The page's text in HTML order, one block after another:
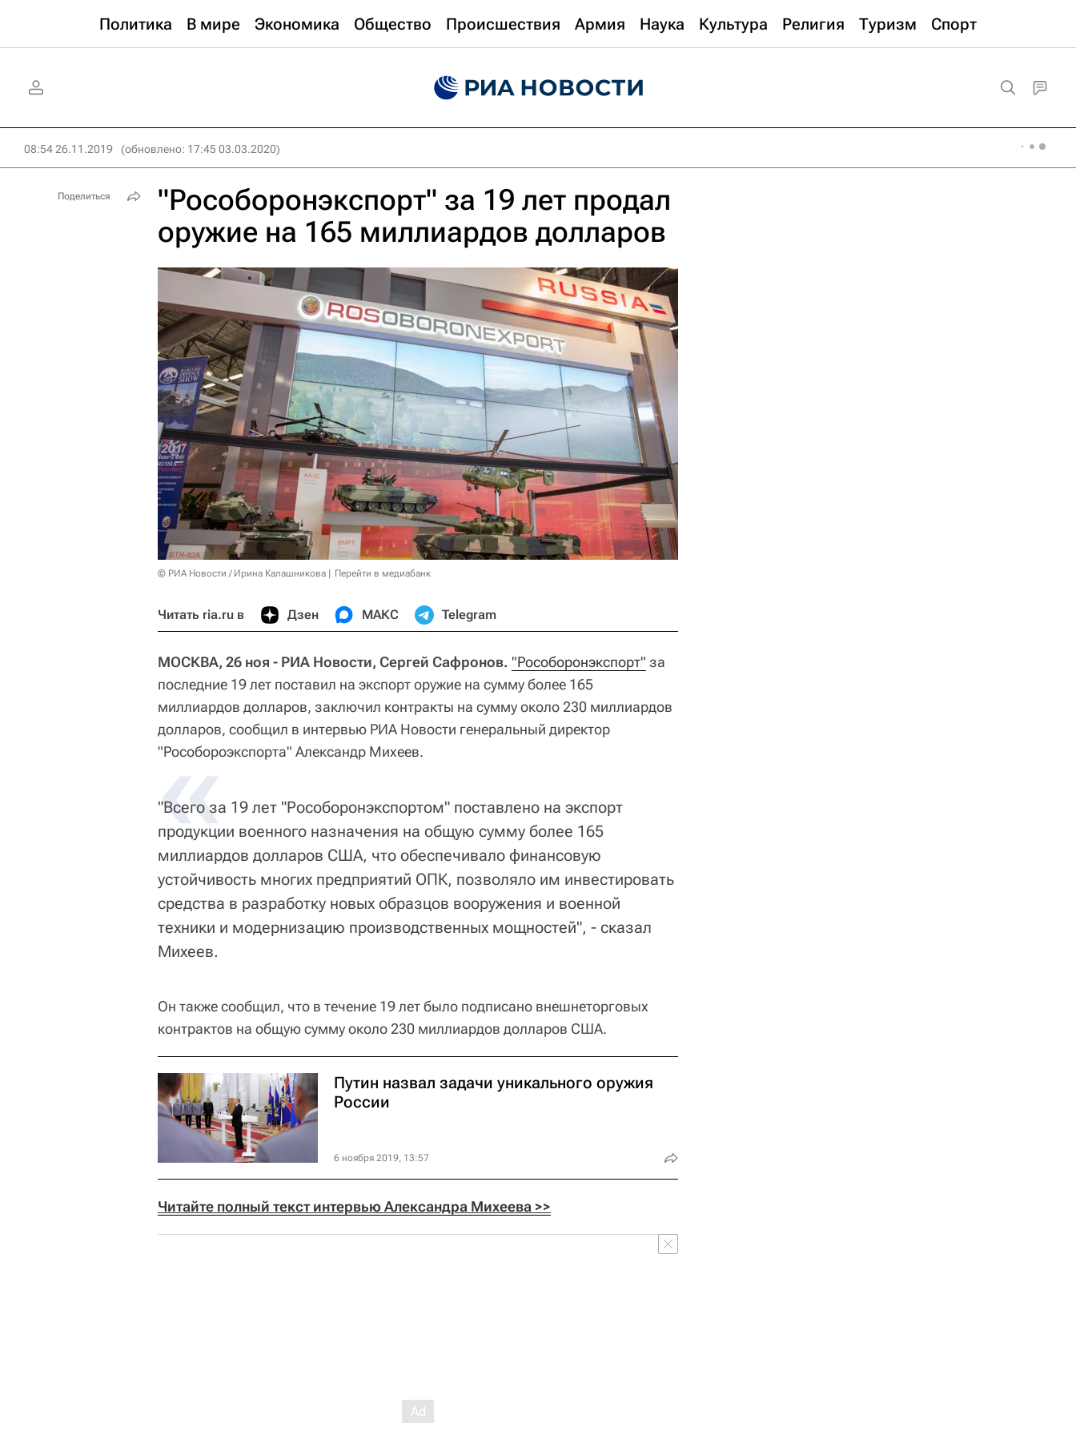
Политика В мире Экономика Общество Происшествия Армия Наука Культура Религия Туризм Спорт
08:54 26.11.2019 (обновлено: 17:45 03.03.2020)
"Рособоронэкспорт" за 19 лет продал
оружие на 165 миллиардов долларов
© РИА Новости / Ирина Калашникова Перейти в медиабанк
Читать ria.ru в Дзен МАКС Telegram
МОСКВА, 26 ноя - РИА Новости, Сергей Сафронов. "Рособоронэкспорт" за
последние 19 лет поставил на экспорт оружие на сумму более 165
миллиардов долларов, заключил контракты на сумму около 230 миллиардов
долларов, сообщил в интервью РИА Новости генеральный директор
"Рособороэкспорта" Александр Михеев.
«
"Всего за 19 лет "Рособоронэкспортом" поставлено на экспорт
продукции военного назначения на общую сумму более 165
миллиардов долларов США, что обеспечивало финансовую
устойчивость многих предприятий ОПК, позволяло им инвестировать
средства в разработку новых образцов вооружения и военной
техники и модернизацию производственных мощностей", - сказал
Михеев.
Он также сообщил, что в течение 19 лет было подписано внешнеторговых
контрактов на общую сумму около 230 миллиардов долларов США.
Путин назвал задачи уникального оружия
России
6 ноября 2019, 13:57
Читайте полный текст интервью Александра Михеева >>
Поделиться